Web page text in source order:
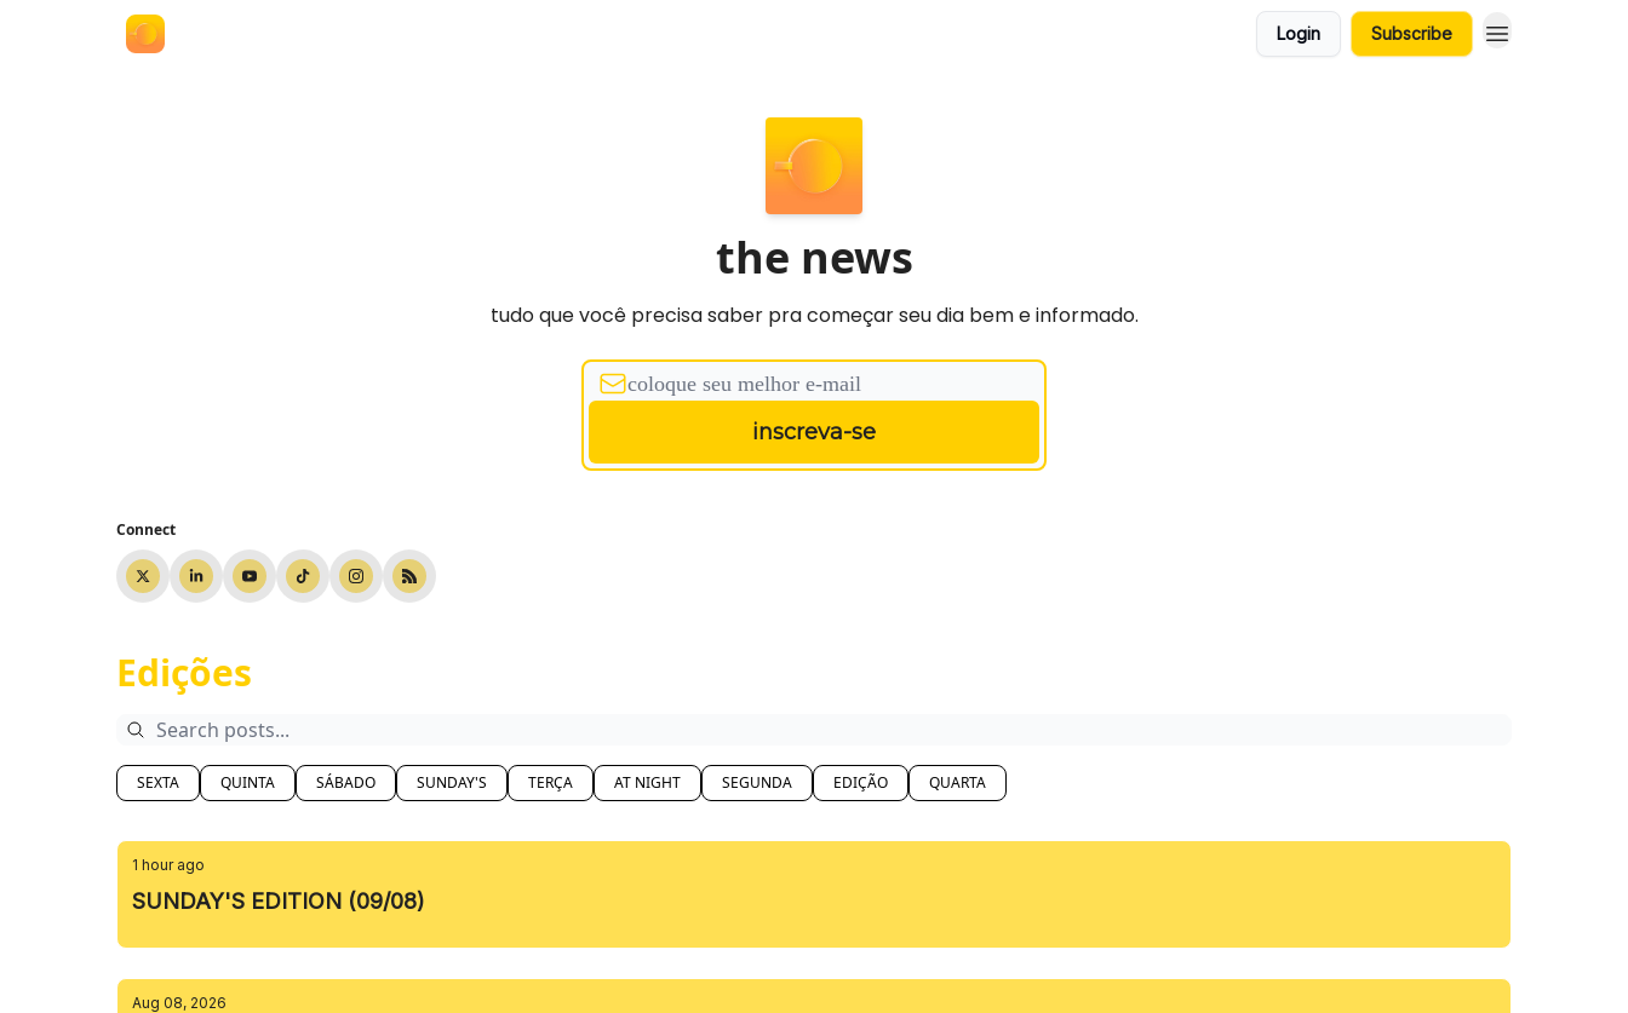
Login Subscribe
the news
tudo que você precisa saber pra começar seu dia bem e informado.
Connect
Edições
SEXTA QUINTA SÁBADO SUNDAY'S TERÇA AT NIGHT SEGUNDA EDIÇÃO QUARTA
1 hour ago
SUNDAY'S EDITION (09/08)
Aug 08, 2026